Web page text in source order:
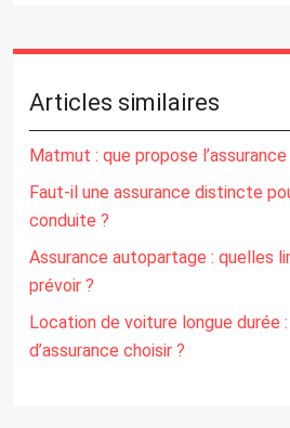
Articles similaires
Matmut : que propose
Faut-il une assurance distincte
conduite ?
Assurance autopartage : quelles
prévoir ?
Location de voiture longue durée
d’assurance choisir ?